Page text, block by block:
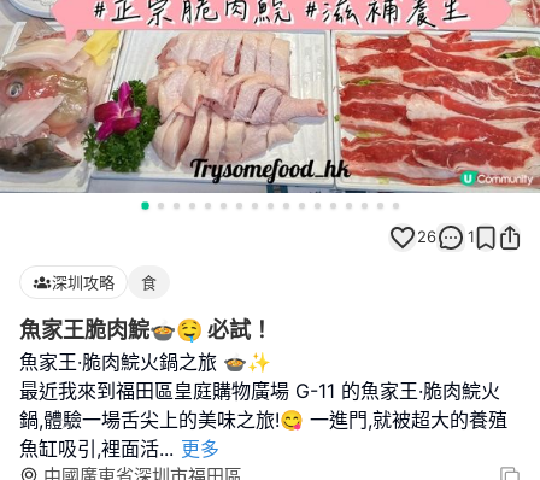
26 1
深圳攻略 食
魚家王脆肉鯇🍲🤤 必試！
魚家王·脆肉鯇火鍋之旅 🍲✨
最近我來到福田區皇庭購物廣場 G-11 的魚家王·脆肉鯇火
鍋,體驗一場舌尖上的美味之旅!😋 一進門,就被超大的養殖
魚缸吸引,裡面活... 更多